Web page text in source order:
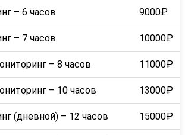
– 6 часов 9000₽
– 7 часов 10000₽
– 8 часов 11000₽
– 10 часов 13000₽
(дневной) – 12 часов 15000₽